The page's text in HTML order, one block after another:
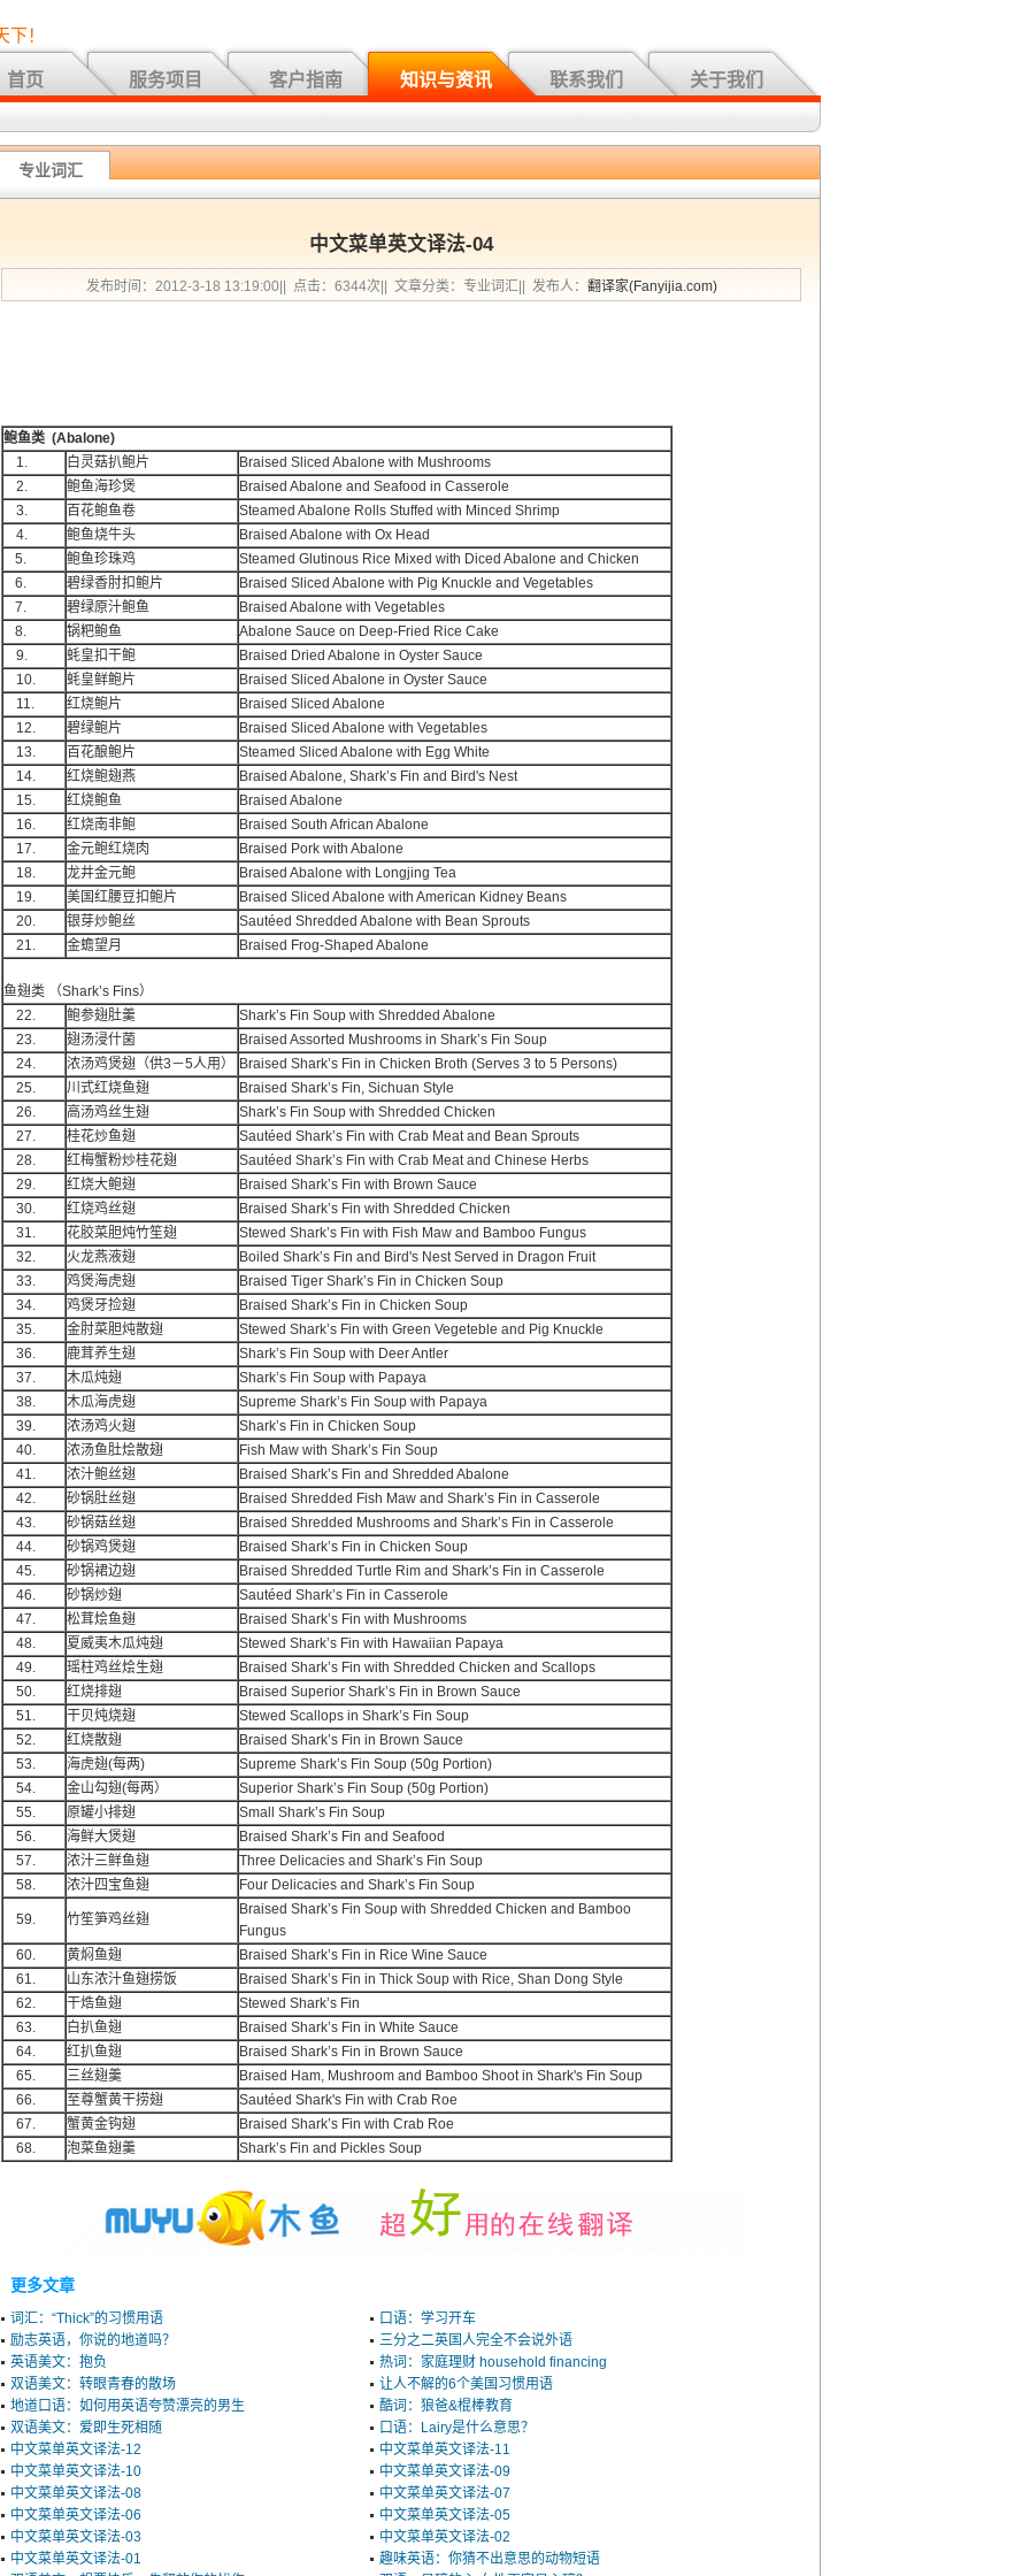
下！
首页 服务项目 客户指南 知识与资讯 联系我们 关于我们
专业词汇
中文菜单英文译法-04
发布时间：2012-3-18 13:19:00|| 点击：6344次|| 文章分类：专业词汇|| 发布人： 翻译家(Fanyijia.com)
鲍鱼类 (Abalone)
1.
白灵菇扒鲍片
Braised Sliced Abalone with Mushrooms
2.
鲍鱼海珍煲
Braised Abalone and Seafood in Casserole
3.
百花鲍鱼卷
Steamed Abalone Rolls Stuffed with Minced Shrimp
4.
鲍鱼烧牛头
Braised Abalone with Ox Head
5.
鲍鱼珍珠鸡
Steamed Glutinous Rice Mixed with Diced Abalone and Chicken
6.
碧绿香肘扣鲍片
Braised Sliced Abalone with Pig Knuckle and Vegetables
7.
碧绿原汁鲍鱼
Braised Abalone with Vegetables
8.
锅粑鲍鱼
Abalone Sauce on Deep-Fried Rice Cake
9.
蚝皇扣干鲍
Braised Dried Abalone in Oyster Sauce
10.
蚝皇鲜鲍片
Braised Sliced Abalone in Oyster Sauce
11.
红烧鲍片
Braised Sliced Abalone
12.
碧绿鲍片
Braised Sliced Abalone with Vegetables
13.
百花酿鲍片
Steamed Sliced Abalone with Egg White
14.
红烧鲍翅燕
Braised Abalone, Shark’s Fin and Bird's Nest
15.
红烧鲍鱼
Braised Abalone
16.
红烧南非鲍
Braised South African Abalone
17.
金元鲍红烧肉
Braised Pork with Abalone
18.
龙井金元鲍
Braised Abalone with Longjing Tea
19.
美国红腰豆扣鲍片
Braised Sliced Abalone with American Kidney Beans
20.
银芽炒鲍丝
Sautéed Shredded Abalone with Bean Sprouts
21.
金蟾望月 Braised Frog-Shaped Abalone
鱼翅类 （Shark’s Fins）
22.
鲍参翅肚羹
Shark’s Fin Soup with Shredded Abalone
23.
翅汤浸什菌
Braised Assorted Mushrooms in Shark’s Fin Soup
24.
浓汤鸡煲翅（供3－5人用）
Braised Shark’s Fin in Chicken Broth (Serves 3 to 5 Persons)
25.
川式红烧鱼翅
Braised Shark’s Fin, Sichuan Style
26.
高汤鸡丝生翅
Shark’s Fin Soup with Shredded Chicken
27.
桂花炒鱼翅
Sautéed Shark’s Fin with Crab Meat and Bean Sprouts
28.
红梅蟹粉炒桂花翅
Sautéed Shark’s Fin with Crab Meat and Chinese Herbs
29.
红烧大鲍翅
Braised Shark’s Fin with Brown Sauce
30.
红烧鸡丝翅
Braised Shark’s Fin with Shredded Chicken
31.
花胶菜胆炖竹笙翅
Stewed Shark’s Fin with Fish Maw and Bamboo Fungus
32.
火龙燕液翅
Boiled Shark’s Fin and Bird's Nest Served in Dragon Fruit
33.
鸡煲海虎翅
Braised Tiger Shark’s Fin in Chicken Soup
34.
鸡煲牙捡翅
Braised Shark’s Fin in Chicken Soup
35.
金肘菜胆炖散翅
Stewed Shark’s Fin with Green Vegeteble and Pig Knuckle
36.
鹿茸养生翅
Shark’s Fin Soup with Deer Antler
37.
木瓜炖翅
Shark’s Fin Soup with Papaya
38.
木瓜海虎翅
Supreme Shark’s Fin Soup with Papaya
39.
浓汤鸡火翅
Shark’s Fin in Chicken Soup
40.
浓汤鱼肚烩散翅
Fish Maw with Shark’s Fin Soup
41.
浓汁鲍丝翅
Braised Shark’s Fin and Shredded Abalone
42.
砂锅肚丝翅
Braised Shredded Fish Maw and Shark’s Fin in Casserole
43.
砂锅菇丝翅
Braised Shredded Mushrooms and Shark’s Fin in Casserole
44.
砂锅鸡煲翅
Braised Shark’s Fin in Chicken Soup
45.
砂锅裙边翅
Braised Shredded Turtle Rim and Shark’s Fin in Casserole
46.
砂锅炒翅
Sautéed Shark’s Fin in Casserole
47.
松茸烩鱼翅
Braised Shark’s Fin with Mushrooms
48.
夏威夷木瓜炖翅
Stewed Shark’s Fin with Hawaiian Papaya
49.
瑶柱鸡丝烩生翅
Braised Shark’s Fin with Shredded Chicken and Scallops
50.
红烧排翅
Braised Superior Shark’s Fin in Brown Sauce
51.
干贝炖烧翅
Stewed Scallops in Shark’s Fin Soup
52.
红烧散翅
Braised Shark’s Fin in Brown Sauce
53.
海虎翅(每两)
Supreme Shark’s Fin Soup (50g Portion)
54.
金山勾翅(每两）
Superior Shark’s Fin Soup (50g Portion)
55.
原罐小排翅
Small Shark’s Fin Soup
56.
海鲜大煲翅
Braised Shark’s Fin and Seafood
57.
浓汁三鲜鱼翅
Three Delicacies and Shark’s Fin Soup
58.
浓汁四宝鱼翅 Four Delicacies and Shark’s Fin Soup
59. 竹笙笋鸡丝翅
Braised Shark’s Fin Soup with Shredded Chicken and Bamboo
Fungus
60.
黄焖鱼翅
Braised Shark’s Fin in Rice Wine Sauce
61.
山东浓汁鱼翅捞饭
Braised Shark’s Fin in Thick Soup with Rice, Shan Dong Style
62.
干焅鱼翅
Stewed Shark’s Fin
63.
白扒鱼翅
Braised Shark’s Fin in White Sauce
64.
红扒鱼翅
Braised Shark’s Fin in Brown Sauce
65.
三丝翅羹
Braised Ham, Mushroom and Bamboo Shoot in Shark's Fin Soup
66.
至尊蟹黄干捞翅
Sautéed Shark's Fin with Crab Roe
67.
蟹黄金钩翅
Braised Shark’s Fin with Crab Roe
68.
泡菜鱼翅羹 Shark’s Fin and Pickles Soup
更多文章
词汇：“Thick”的习惯用语
口语：学习开车
励志英语，你说的地道吗？
三分之二英国人完全不会说外语
英语美文：抱负
热词：家庭理财 household financing
双语美文：转眼青春的散场
让人不解的6个美国习惯用语
地道口语：如何用英语夸赞漂亮的男生
酷词：狼爸&棍棒教育
双语美文：爱即生死相随
口语：Lairy是什么意思？
中文菜单英文译法-12
中文菜单英文译法-11
中文菜单英文译法-10
中文菜单英文译法-09
中文菜单英文译法-08
中文菜单英文译法-07
中文菜单英文译法-06
中文菜单英文译法-05
中文菜单英文译法-03
中文菜单英文译法-02
中文菜单英文译法-01
趣味英语：你猜不出意思的动物短语